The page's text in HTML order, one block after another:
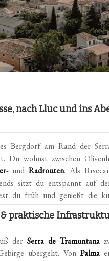
nach Lluc und ins
Bergdorf am Rand der
Du wohnst zwischen
undRadrouten. Als
sitzt du entspannt auf
du früh und genießt die
& praktische
derSerra de Tramuntana
übergeht. VonPalma